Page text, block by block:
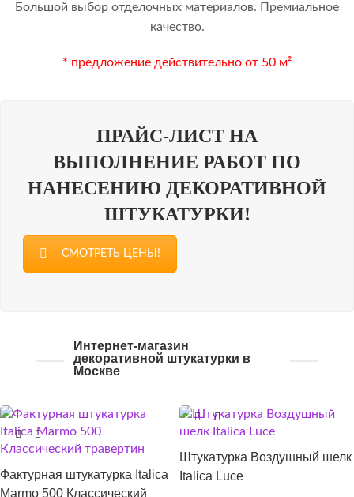
Большой выбор отделочных материалов. Премиальное
качество.
* предложение действительно от 50 м²
ПРАЙС-ЛИСТ НА
ВЫПОЛНЕНИЕ РАБОТ ПО
НАНЕСЕНИЮ ДЕКОРАТИВНОЙ
ШТУКАТУРКИ!
СМОТРЕТЬ ЦЕНЫ!
Интернет-магазин
декоративной штукатурки в
Москве
Фактурная штукатурка Italica
Marmo 500 Классический
Штукатурка Воздушный шелк
Italica Luce